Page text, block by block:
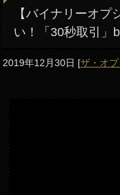
【バイナリーオ
い！「30秒取引」
2019年12月30日[ザ・オ